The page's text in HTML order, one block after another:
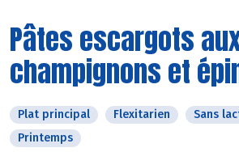
Pâtes escargots
champignons et
Plat principal Flexitarien Sans
Printemps